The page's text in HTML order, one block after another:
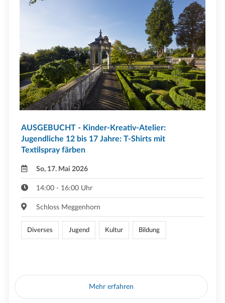
AUSGEBUCHT - Kinder-Kreativ-Atelier:
Jugendliche 12 bis 17 Jahre: T-Shirts mit
Textilspray färben
So, 17. Mai 2026
14:00 - 16:00 Uhr
Schloss Meggenhorn
Diverses Jugend Kultur Bildung
Mehr erfahren